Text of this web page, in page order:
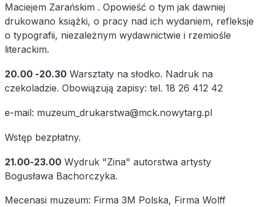
Maciejem Zarańskim . Opowieść o tym jak dawniej
drukowano książki, o pracy nad ich wydaniem, refleksje
o typografii, niezależnym wydawnictwie i rzemiośle
literackim.
20.00 -20.30 Warsztaty na słodko. Nadruk na
czekoladzie. Obowiązują zapisy: tel. 18 26 412 42
e-mail: muzeum_drukarstwa@mck.nowytarg.pl
Wstęp bezpłatny.
21.00-23.00 Wydruk "Zina" autorstwa artysty
Bogusława Bachorczyka.
Mecenasi muzeum: Firma 3M Polska, Firma Wolff